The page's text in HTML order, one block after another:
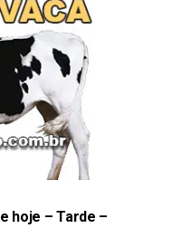
01 – 02
– 6003
atualizadas
de palpites do
hoje – Tarde –